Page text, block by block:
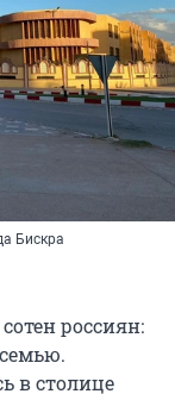
Бискра
россиян:
в столице